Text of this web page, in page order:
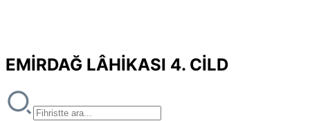
EMİRDAĞ LÂHİKASI 4. CİLD